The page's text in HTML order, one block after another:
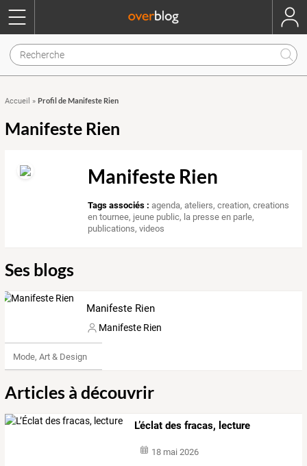
Accueil » Profil de Manifeste Rien
Manifeste Rien
Manifeste Rien
Tags associés : agenda,ateliers,creation,creations
en tournee, jeune public, la presse en parle,
publications,videos
Ses blogs
Manifeste Rien
Manifeste Rien
Mode, Art & Design
Articles à découvrir
L’éclat des fracas, lecture
18 mai 2026